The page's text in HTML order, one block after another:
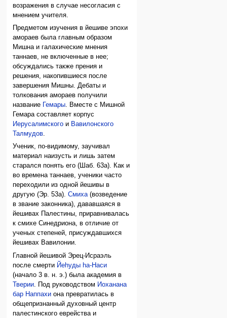
возражения в случае несогласия с
мнением учителя.
Предметом изучения в йешиве эпохи
амораев была главным образом
Мишна и галахические мнения
таннаев, не включенные в нее;
обсуждались также прения и
решения, накопившиеся после
завершения Мишны. Дебаты и
толкования амораев получили
название Гемары. Вместе с Мишной
Гемара составляет корпус
Иерусалимского и Вавилонского
Талмудов.
Ученик, по-видимому, заучивал
материал наизусть и лишь затем
старался понять его (Шаб. 63а). Как и
во времена таннаев, ученики часто
переходили из одной йешивы в
другую (Эр. 53а).Смиха(возведение
в звание законника), дававшаяся в
йешивах Палестины, приравнивалась
к смихе Синедриона, в отличие от
ученых степеней, присуждавшихся
йешивах Вавилонии.
Главной йешивой Эрец-Исраэль
после смерти Йеhуды hа-Наси
(начало 3 в. н. э.) была академия в
Тверии . Под руководством Иоханана
бар Наппахи она превратилась в
общепризнанный духовный центр
палестинского еврейства и